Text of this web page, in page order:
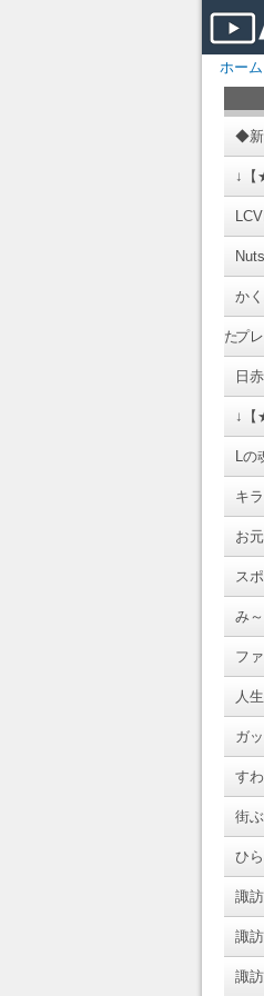
ホーム
◆新
↓【
か
たプ
日
↓【
Lの
キ
お
ス
み
フ
人
ガ
す
街
ひ
諏
諏
諏